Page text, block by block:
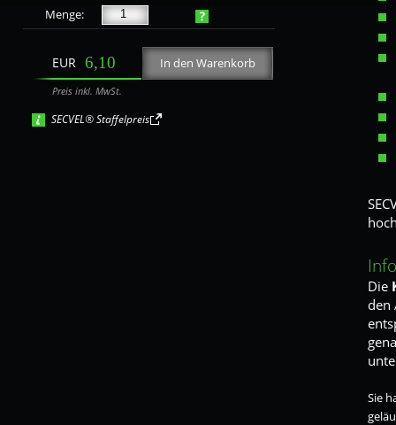
Berry Lagoon
Roma
Menge:
In den Warenkorb
EUR 6,10
Preis inkl. MwSt.
SECVEL® Staffelpreis
Die
den
Sie